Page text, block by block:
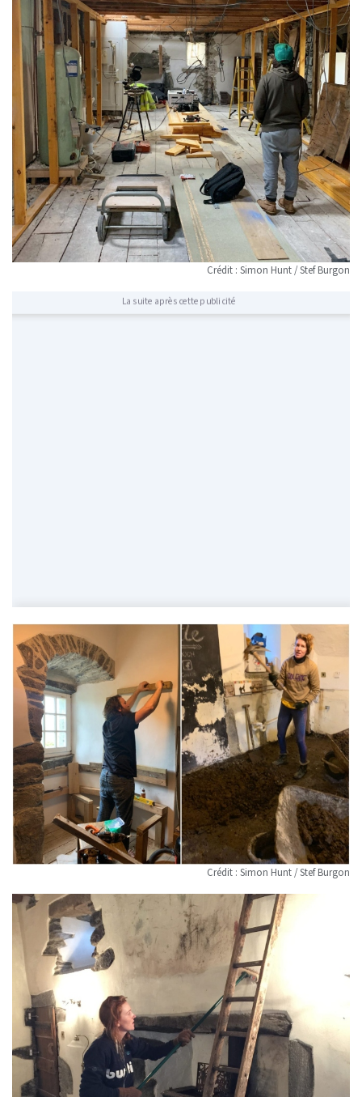
Crédit : Simon Hunt / Stef Burgon
La suite après cette publicité
Crédit : Simon Hunt / Stef Burgon